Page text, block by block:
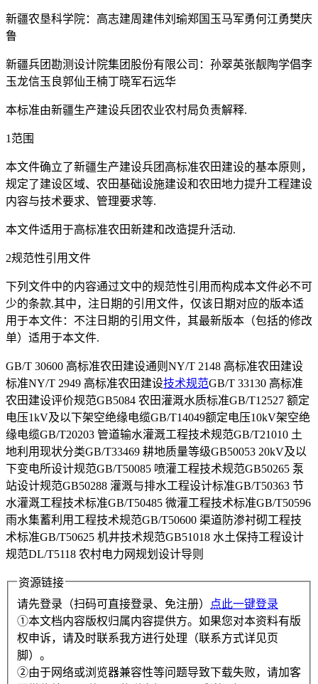
新疆农垦科学院：高志建周建伟刘瑜郑国玉马军勇何江勇樊庆
鲁
新疆兵团勘测设计院集团股份有限公司：孙翠英张靓陶学倡李
玉龙信玉良郭仙王楠丁晓军石远华
本标准由新疆生产建设兵团农业农村局负责解释.
1范围
本文件确立了新疆生产建设兵团高标准农田建设的基本原则，
规定了建设区域、农田基础设施建设和农田地力提升工程建设
内容与技术要求、管理要求等.
本文件适用于高标准农田新建和改造提升活动.
2规范性引用文件
下列文件中的内容通过文中的规范性引用而构成本文件必不可
少的条款.其中，注日期的引用文件，仅该日期对应的版本适
用于本文件：不注日期的引用文件，其最新版本（包括的修改
单）适用于本文件.
GB/T 30600 高标准农田建设通则NY/T 2148 高标准农田建设
标准NY/T 2949 高标准农田建设技术规范GB/T 33130 高标准
农田建设评价规范GB5084 农田灌溉水质标准GB/T12527 额定
电压1kV及以下架空绝缘电缆GB/T14049额定电压10kV架空绝
缘电缆GB/T20203 管道输水灌溉工程技术规范GB/T21010 土
地利用现状分类GB/T33469 耕地质量等级GB50053 20kV及以
下变电所设计规范GB/T50085 喷灌工程技术规范GB50265 泵
站设计规范GB50288 灌溉与排水工程设计标准GB/T50363 节
水灌溉工程技术标准GB/T50485 微灌工程技术标准GB/T50596
雨水集蓄利用工程技术规范GB/T50600 渠道防渗衬砌工程技
术标准GB/T50625 机井技术规范GB51018 水土保持工程设计
规范DL/T5118 农村电力网规划设计导则
资源链接
请先登录（扫码可直接登录、免注册）
点此一键登录
①本文档内容版权归属内容提供方。如果您对本资料有版
权申诉，请及时联系我方进行处理（联系方式详见页
脚）。
②由于网络或浏览器兼容性等问题导致下载失败，请加客